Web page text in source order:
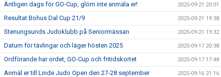
Äntligen dags för GO-Cup, glöm inte anmäla er! 2025-09-21 20:01
Resultat Bohus Dal Cup 21/9 2025-09-21 19:38
Stenungsunds Judoklubb på Seniormässan 2025-09-21 19:32
Datum för tävlingar och läger hösten 2025 2025-09-17 20:38
Ordförande har ordet, GO-Cup och fritidskortet 2025-09-17 17:48
Anmäl er till Linde Judo Open den 27-28 september 2025-09-16 21:16